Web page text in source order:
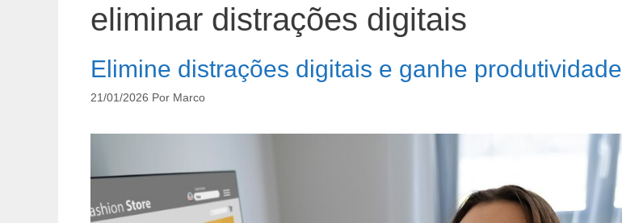
eliminar distrações digitais
Elimine distrações digitais e ganhe produtividade
21/01/2026 Por Marco